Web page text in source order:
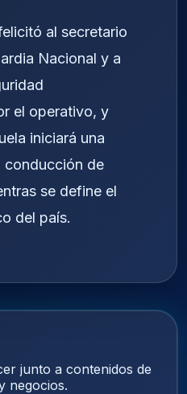
al secretario
Nacional y a
el operativo, y
iniciará una
conducción de
se define el
del país.
junto a contenidos de
negocios.